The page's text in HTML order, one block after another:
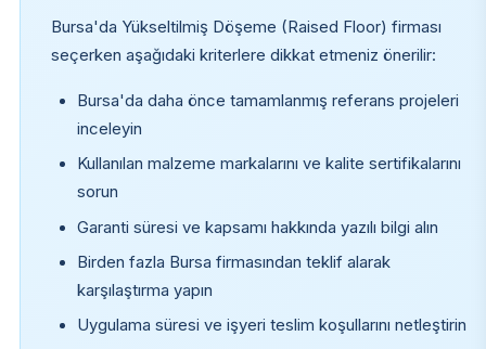
Bursa'da Yükseltilmiş Döşeme (Raised Floor) firması
seçerken aşağıdaki kriterlere dikkat etmeniz önerilir:
Bursa'da daha önce tamamlanmış referans projeleri
inceleyin
Kullanılan malzeme markalarını ve kalite sertifikalarını
sorun
Garanti süresi ve kapsamı hakkında yazılı bilgi alın
Birden fazla Bursa firmasından teklif alarak
karşılaştırma yapın
Uygulama süresi ve işyeri teslim koşullarını netleştirin